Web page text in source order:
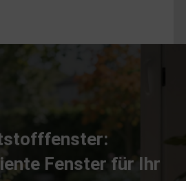
Fenster für Ihr